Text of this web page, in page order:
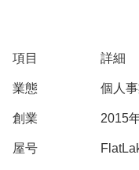
項目 詳細
業態 個人事
創業 2015年
屋号